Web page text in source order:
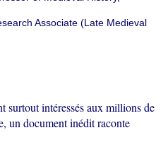
Associate (Late Medieval
surtout intéressés aux millions de
un document inédit raconte